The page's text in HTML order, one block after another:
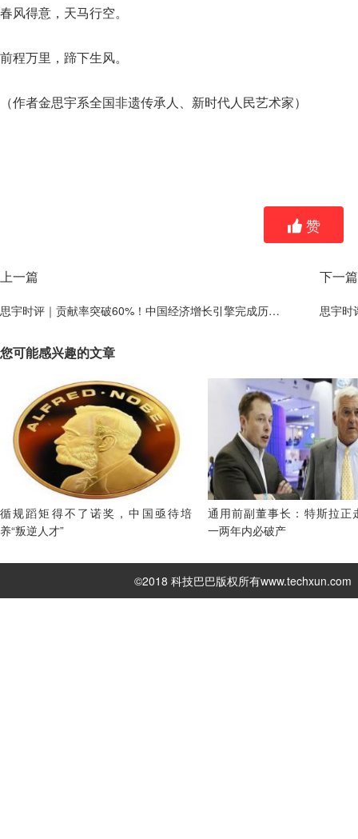
春风得意，天马行空。
前程万里，蹄下生风。
（作者金思宇系全国非遗传承人、新时代人民艺术家）
赞
上一篇
思宇时评｜贡献率突破60%！中国经济增长引擎完成历史性"换挡"
下一篇
思宇时
您可能感兴趣的文章
循规蹈矩得不了诺奖，中国亟待培
养“叛逆人才”
通用前副董事长：特斯拉正
一两年内必破产
©2018 科技巴巴版权所有www.techxun.com